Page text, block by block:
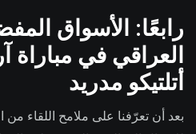
رابعًا: الأسواق
العراقي في
أتلتيكو مدريد
بعد أن تعرّفنا على ملامح اللقاء من